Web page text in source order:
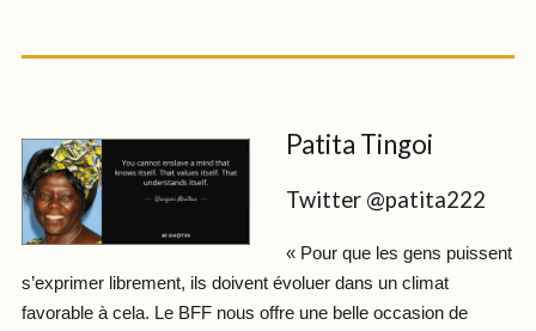
Patita Tingoi
Twitter @patita222
« Pour que les gens puissent
s’exprimer librement, ils doivent évoluer dans un climat
favorable à cela. Le BFF nous offre une belle occasion de